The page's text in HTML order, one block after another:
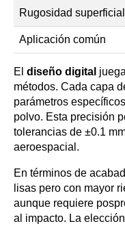
Rugosidad superficial
Aplicación común
El diseño digital
métodos. Cada capa
parámetros
polvo. Esta precisión
tolerancias de ±0.1
aeroespacial.
En términos de
lisas pero con mayor
aunque requiere
al impacto. La